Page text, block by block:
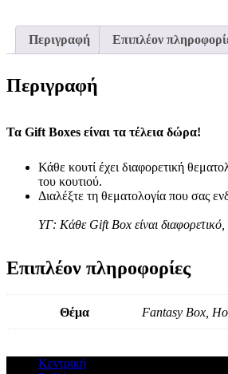
Περιγραφή Επιπλέον
Περιγραφή
Τα Gift Boxes είναι τα τέλεια δώρα!
Κάθε κουτί έχει διαφορετική
του κουτιού.
Διαλέξτε τη θεματολογία που σας
ΥΓ: Κάθε Gift Box είναι διαφορετικό,
Επιπλέον πληροφορίες
Θέμα Fantasy Box,
Κεντρική